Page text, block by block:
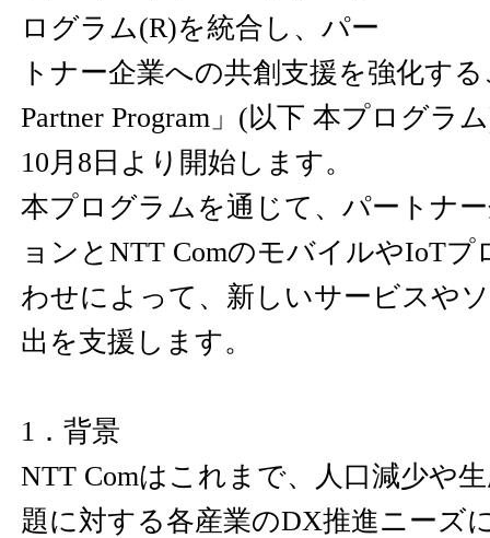
ログラム(R)を統合し、パー
トナー企業への共創支援を強化す
Partner Program」(以下 本プログラ
10月8日より開始します。
本プログラムを通じて、パートナ
ョンとNTT ComのモバイルやIoT
わせによって、新しいサービスや
出を支援します。
1．背景
NTT Comはこれまで、人口減少や
題に対する各産業のDX推進ニーズ